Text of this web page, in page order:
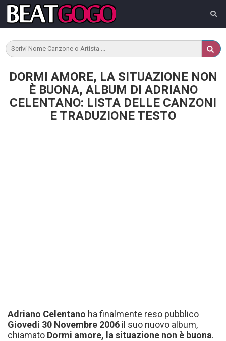
DORMI AMORE, LA SITUAZIONE NON
È BUONA, ALBUM DI ADRIANO
CELENTANO: LISTA DELLE CANZONI
E TRADUZIONE TESTO
Adriano Celentano ha finalmente reso pubblico
Giovedi 30 Novembre 2006 il suo nuovo album,
chiamato Dormi amore, la situazione non è buona.